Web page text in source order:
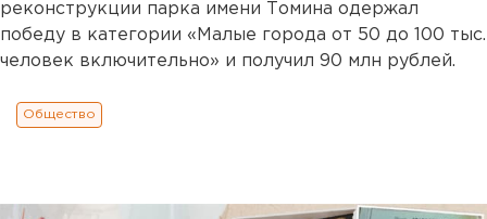
реконструкции парка имени Томина одержал
победу в категории «Малые города от 50 до 100 тыс.
человек включительно» и получил 90 млн рублей.
Общество